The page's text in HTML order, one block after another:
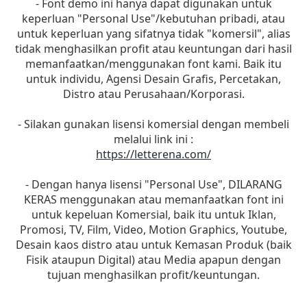
- Font demo ini hanya dapat digunakan untuk
keperluan "Personal Use"/kebutuhan pribadi, atau
untuk keperluan yang sifatnya tidak "komersil", alias
tidak menghasilkan profit atau keuntungan dari hasil
memanfaatkan/menggunakan font kami. Baik itu
untuk individu, Agensi Desain Grafis, Percetakan,
Distro atau Perusahaan/Korporasi.
- Silakan gunakan lisensi komersial dengan membeli
melalui link ini :
https://letterena.com/
- Dengan hanya lisensi "Personal Use", DILARANG
KERAS menggunakan atau memanfaatkan font ini
untuk kepeluan Komersial, baik itu untuk Iklan,
Promosi, TV, Film, Video, Motion Graphics, Youtube,
Desain kaos distro atau untuk Kemasan Produk (baik
Fisik ataupun Digital) atau Media apapun dengan
tujuan menghasilkan profit/keuntungan.